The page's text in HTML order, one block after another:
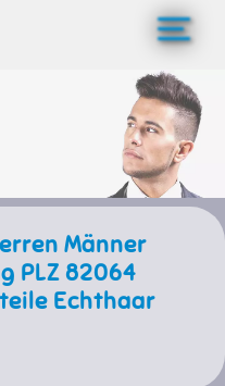
>
Männer
PLZ 82064
Echthaar